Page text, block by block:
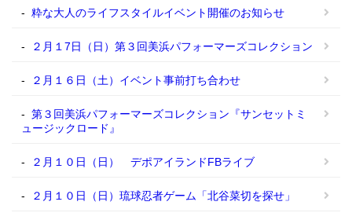
粋な大人のライフスタイルイベント開催のお知らせ
２月１7日（日）第３回美浜パフォーマーズコレクション
２月１６日（土）イベント事前打ち合わせ
第３回美浜パフォーマーズコレクション『サンセットミ
ュージックロード』
２月１０日（日） デポアイランドFBライブ
２月１０日（日）琉球忍者ゲーム「北谷菜切を探せ」